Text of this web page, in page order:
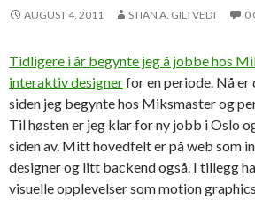
AUGUST 4, 2011 STIAN A. GILTVEDT 0
Tidligere i år begynte jeg å jobbe hos
interaktiv designerfor en periode. Nå
siden jeg begynte hos Miksmaster og
Til høsten er jeg klar for ny jobb i Oslo
siden av. Mitt hovedfelt er på web som
designer og litt backend også. I tillegg
visuelle opplevelser som motion